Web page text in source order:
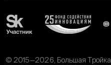
© 2015—2026, Большая Тройка